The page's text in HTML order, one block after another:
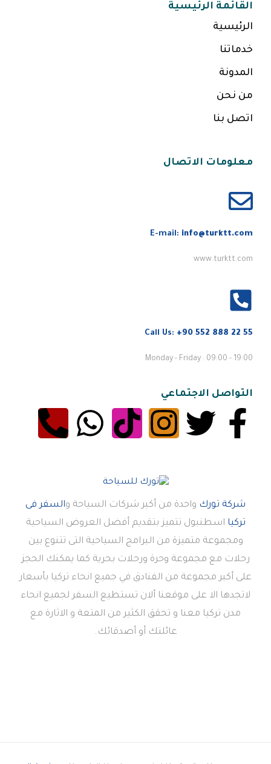
القائمة الرئيسية
الرئيسية
خدماتنا
المدونة
من نحن
اتصل بنا
معلومات الاتصال
E-mail: info@turktt.com
www.turktt.com
Call Us: +90 552 888 22 55
Monday - Friday : 09:00 - 19:00
التواصل الاجتماعي
شركة تورك واحدة من أكبر شركات السياحة والسفر فى
تركيا اسطنبول تتميز بتقديم أفضل العروض السياحية
ومجموعة متميزة من البرامج السياحية التى تتنوع بين
رحلات مع مجموعة وحرة ورحلات بحرية كما يمكنك الحجز
على أكبر مجموعة من الفنادق في جميع انحاء تركيا بأسعار
لاتجدها الا على موقعنا ألان تستطيع السفر لجميع انحاء
مدن تركيا معنا و تحقق الكثير من المتعة و الاثارة مع
عائلتك أو أصدقائك.